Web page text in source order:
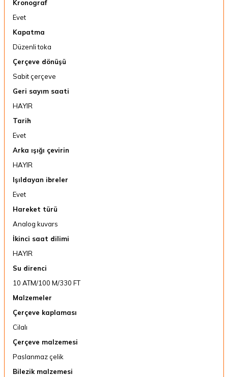
Kronograf
Evet
Kapatma
Düzenli toka
Çerçeve dönüşü
Sabit çerçeve
Geri sayım saati
HAYIR
Tarih
Evet
Arka ışığı çevirin
HAYIR
Işıldayan ibreler
Evet
Hareket türü
Analog kuvars
İkinci saat dilimi
HAYIR
Su direnci
10 ATM/100 M/330 FT
Malzemeler
Çerçeve kaplaması
Cilalı
Çerçeve malzemesi
Paslanmaz çelik
Bilezik malzemesi